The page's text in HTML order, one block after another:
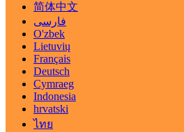
简体中文
فارسی
O'zbek
Lietuvių
Français
Deutsch
Cymraeg
Indonesia
hrvatski
ไทย